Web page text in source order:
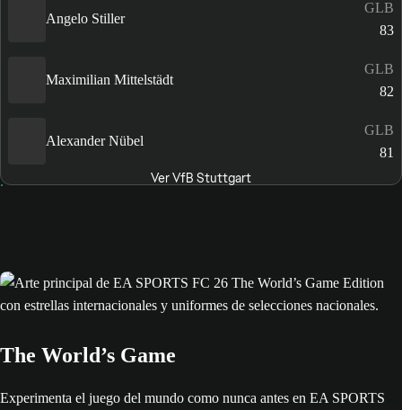
Angelo Stiller
GLB
83
Maximilian Mittelstädt
GLB
82
Alexander Nübel
GLB
81
Ver VfB Stuttgart
The World’s Game
Experimenta el juego del mundo como nunca antes en EA SPORTS